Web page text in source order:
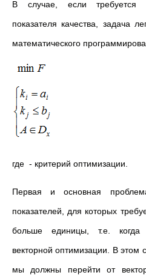
В случае, если требуется
показателя качества, задача
математического
где - критерий оптимизации.
Первая и основная
показателей, для которых
больше единицы, т.е. когда
векторной оптимизации. В этом
мы должны перейти от